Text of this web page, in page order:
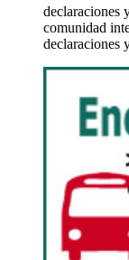
declaraciones
comunidad
declaraciones